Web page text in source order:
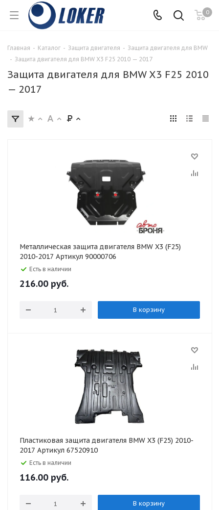
0
Главная - Каталог - Защита двигателя - Защита двигателя для BMW
- Защита двигателя для BMW X3 F25 2010 — 2017
Защита двигателя для BMW X3 F25 2010
— 2017
Металлическая защита двигателя BMW X3 (F25)
2010-2017 Артикул 90000706
Есть в наличии
216.00 руб.
В корзину
Пластиковая защита двигателя BMW X3 (F25) 2010-
2017 Артикул 67520910
Есть в наличии
116.00 руб.
В корзину